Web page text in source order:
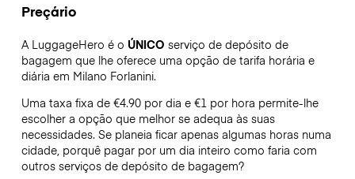
Preçário
A LuggageHero é o ÚNICO serviço de depósito de
bagagem que lhe oferece uma opção de tarifa horária e
diária em Milano Forlanini.
Uma taxa fixa de €4.90 por dia e €1 por hora permite-lhe
escolher a opção que melhor se adequa às suas
necessidades. Se planeia ficar apenas algumas horas numa
cidade, porquê pagar por um dia inteiro como faria com
outros serviços de depósito de bagagem?